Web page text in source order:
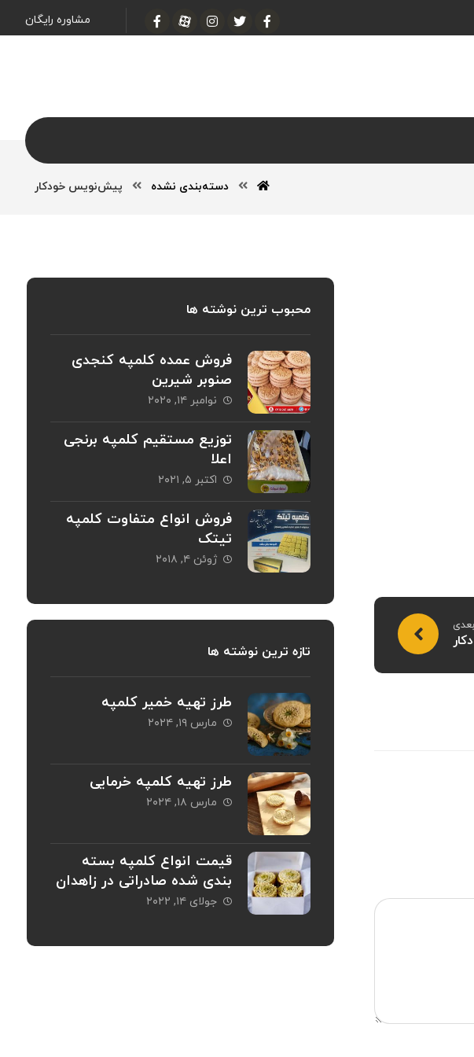
مشاوره رایگان
دسته‌بندی نشده پیش‌نویس خودکار
بعدی
محبوب ترین نوشته ها
فروش عمده کلمپه کنجدی
صنوبر شیرین
نوامبر ۱۴, ۲۰۲۰
توزیع مستقیم کلمپه برنجی
اعلا
اکتبر ۵, ۲۰۲۱
فروش انواع متفاوت کلمپه
تیتک
ژوئن ۴, ۲۰۱۸
تازه ترین نوشته ها
طرز تهیه خمیر کلمپه
مارس ۱۹, ۲۰۲۴
طرز تهیه کلمپه خرمایی
مارس ۱۸, ۲۰۲۴
قیمت انواع کلمپه بسته
بندی شده صادراتی در زاهدان
جولای ۱۴, ۲۰۲۲